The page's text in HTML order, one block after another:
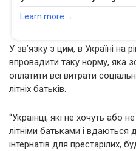
У зв’язку з цим, в Україні на
впровадити таку норму, яка
оплатити всі витрати
літніх батьків.
“Українці, які не хочуть або
літніми батьками і
інтернатів для престарілих,